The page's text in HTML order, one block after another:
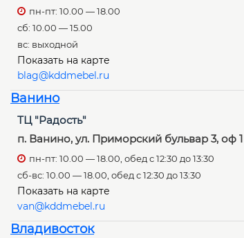
пн-пт: 10.00 — 18.00
сб: 10.00 — 15.00
вс: выходной
Показать на карте
blag@kddmebel.ru
Ванино
ТЦ "Радость"
п. Ванино, ул. Приморский бульвар 3, оф 1
пн-пт: 10.00 — 18.00, обед с 12:30 до 13:30
сб-вс: 10.00 — 18.00, обед с 12:30 до 13:30
Показать на карте
van@kddmebel.ru
Владивосток